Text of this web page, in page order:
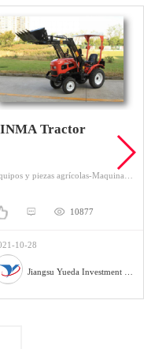
Tractor
10877
10-28